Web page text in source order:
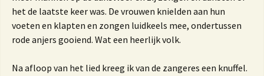
het de laatste keer was. De vrouwen knielden aan hun
voeten en klapten en zongen luidkeels mee, ondertussen
rode anjers gooiend. Wat een heerlijk volk.
Na afloop van het lied kreeg ik van de zangeres een knuffel.